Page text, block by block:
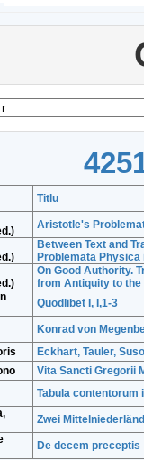
Titlu
Aristotle's
Between Text and
Problemata Physica
On Good Authority.
from Antiquity to
Quodlibet I, I,1-3
Konrad von
Eckhart, Tauler,
Vita Sancti Gregorii
Tabula contentorum
Zwei
De decem preceptis